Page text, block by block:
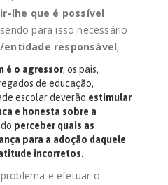
lhe que é possível
para isso necessário
entidade responsável;
é o agressor, os pais,
de educação,
escolar deverão estimular
e honesta sobre a
perceber quais as
para a adoção daquele
incorretos.
e efetuar o